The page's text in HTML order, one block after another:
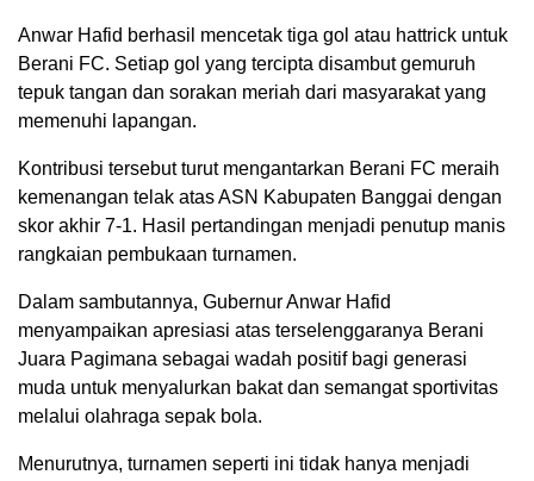
Anwar Hafid berhasil mencetak tiga gol atau hattrick untuk
Berani FC. Setiap gol yang tercipta disambut gemuruh
tepuk tangan dan sorakan meriah dari masyarakat yang
memenuhi lapangan.
Kontribusi tersebut turut mengantarkan Berani FC meraih
kemenangan telak atas ASN Kabupaten Banggai dengan
skor akhir 7-1. Hasil pertandingan menjadi penutup manis
rangkaian pembukaan turnamen.
Dalam sambutannya, Gubernur Anwar Hafid
menyampaikan apresiasi atas terselenggaranya Berani
Juara Pagimana sebagai wadah positif bagi generasi
muda untuk menyalurkan bakat dan semangat sportivitas
melalui olahraga sepak bola.
Menurutnya, turnamen seperti ini tidak hanya menjadi